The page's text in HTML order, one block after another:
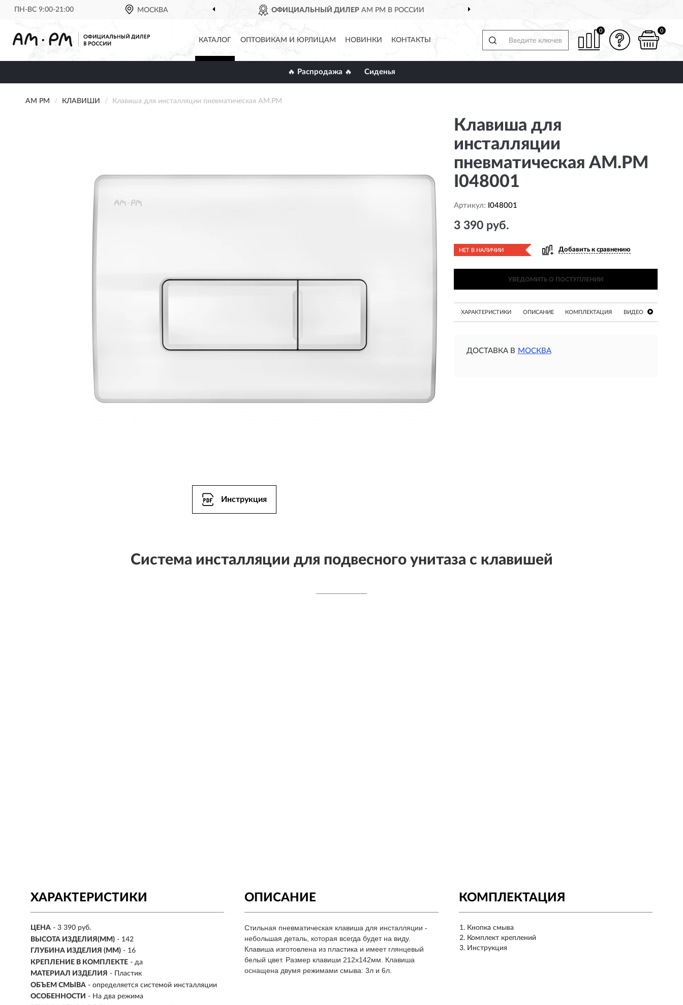
ПН-ВС 9:00-21:00 МОСКВА ОФИЦИАЛЬНЫЙ ДИЛЕР AM PM В РОССИИ
КАТАЛОГ ОПТОВИКАМ И ЮРЛИЦАМ НОВИНКИ КОНТАКТЫ
0 0
🔥 Распродажа 🔥 Сиденья
AM PM КЛАВИШИ Клавиша для инсталляции пневматическая AM.PM
Инструкция
Клавиша для
инсталляции
пневматическая AM.PM
I048001
Артикул: I048001
3 390 руб.
НЕТ В НАЛИЧИИ Добавить к сравнению
УВЕДОМИТЬ О ПОСТУПЛЕНИИ
ХАРАКТЕРИСТИКИ ОПИСАНИЕ КОМПЛЕКТАЦИЯ ВИДЕО
ДОСТАВКА В МОСКВА
Система инсталляции для подвесного унитаза с клавишей
ХАРАКТЕРИСТИКИ
ЦЕНА - 3 390 руб.
ВЫСОТА ИЗДЕЛИЯ(ММ) - 142
ГЛУБИНА ИЗДЕЛИЯ (ММ) - 16
КРЕПЛЕНИЕ В КОМПЛЕКТЕ - да
МАТЕРИАЛ ИЗДЕЛИЯ -
Пластик
ОБЪЕМ СМЫВА - определяется системой инсталляции
ОСОБЕННОСТИ - На два режима
КОМПЛЕКТАЦИЯ
Кнопка смыва
Комплект креплений
Инструкция
ОПИСАНИЕ
Стильная пневматическая клавиша для инсталляции -
небольшая деталь, которая всегда будет на виду.
Клавиша изготовлена из пластика и имеет глянцевый
белый цвет. Размер клавиши 212х142мм. Клавиша
оснащена двумя режимами смыва: 3л и 6л.